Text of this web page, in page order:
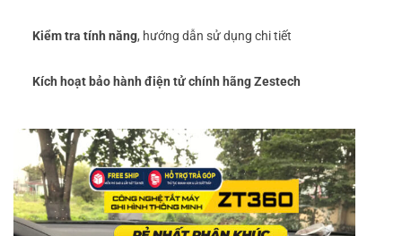
Kiểm tra tính năng, hướng dẫn sử dụng chi tiết
Kích hoạt bảo hành điện tử chính hãng Zestech